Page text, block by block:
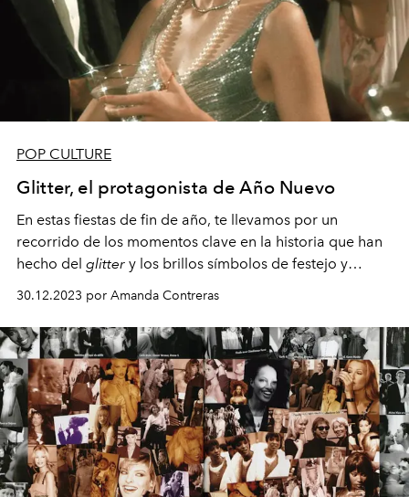
POP CULTURE
Glitter, el protagonista de Año Nuevo
En estas fiestas de fin de año, te llevamos por un
recorrido de los momentos clave en la historia que han
hecho del glitter y los brillos símbolos de festejo y
30.12.2023 por Amanda Contreras